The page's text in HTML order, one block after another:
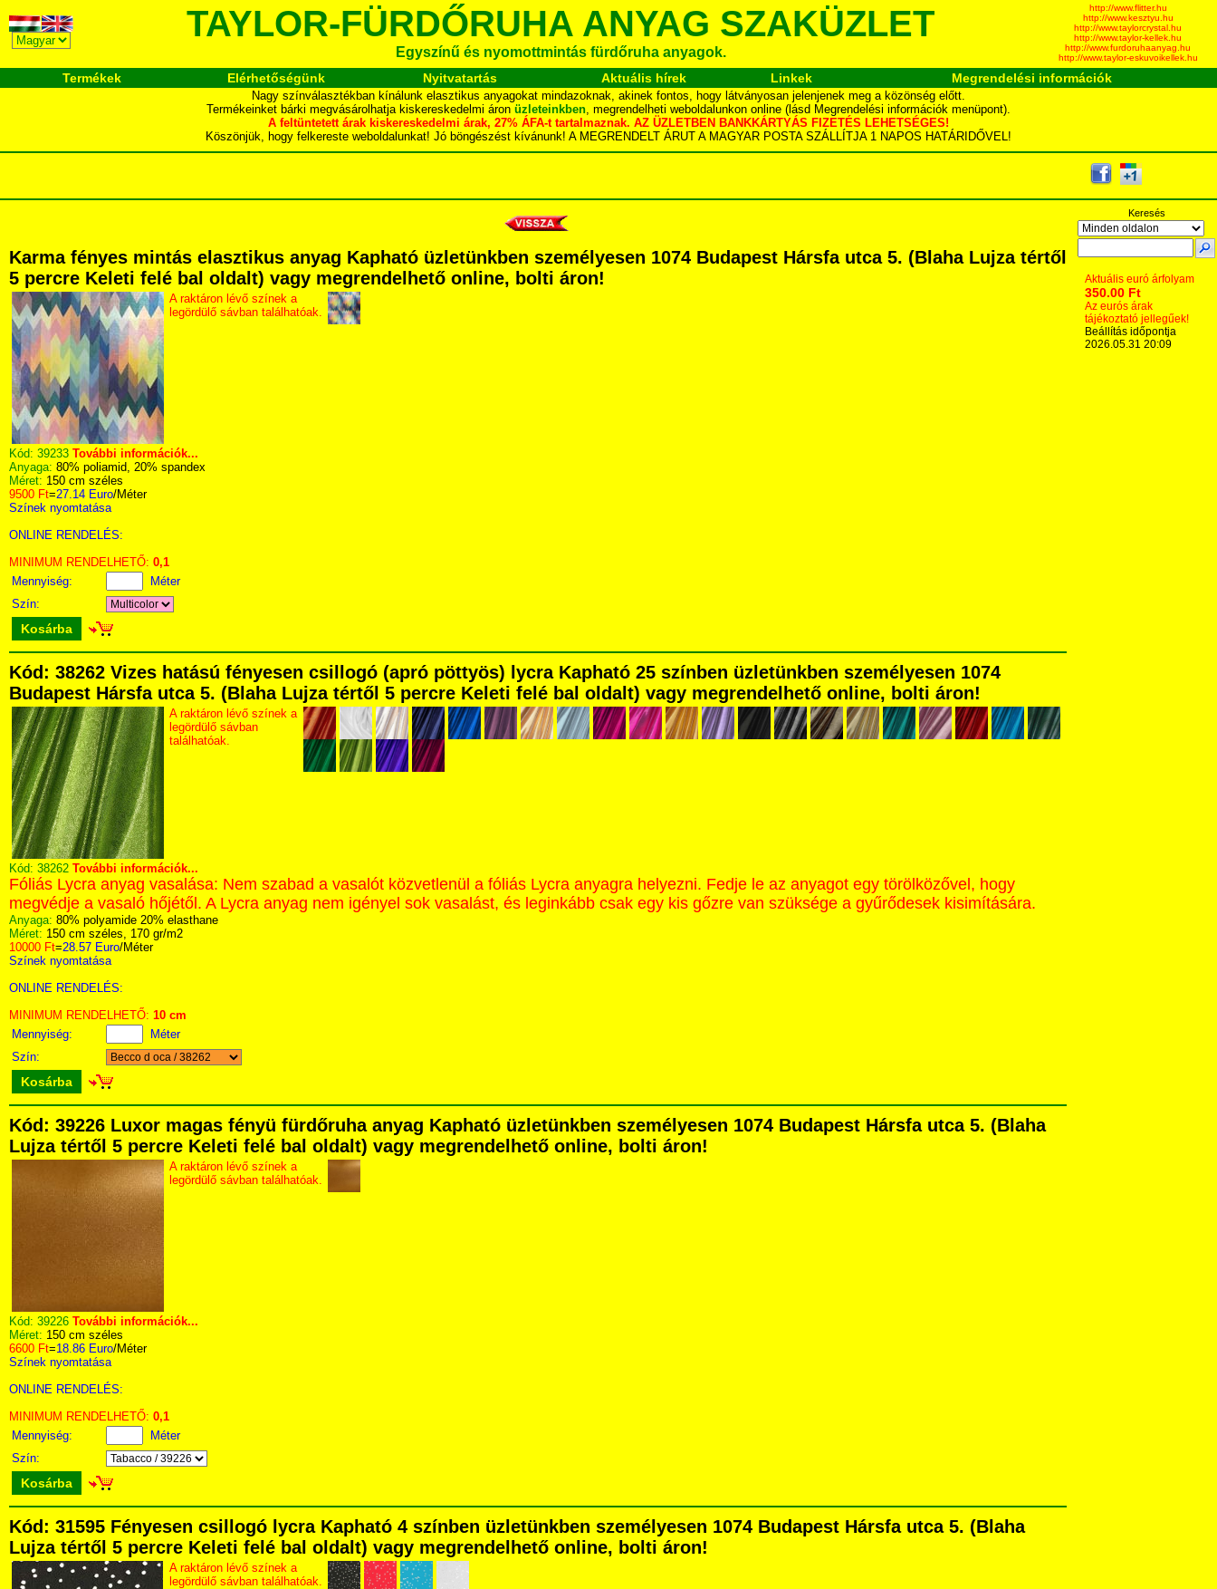
TAYLOR-FÜRDŐRUHA ANYAG SZAKÜZLET
Egyszínű és nyomottmintás fürdőruha anyagok.
http://www.flitter.hu
http://www.kesztyu.hu
http://www.taylorcrystal.hu
http://www.taylor-kellek.hu
http://www.furdoruhaanyag.hu
http://www.taylor-eskuvoikellek.hu
Termékek Elérhetőségünk Nyitvatartás Aktuális hírek Linkek Megrendelési információk
Nagy színválasztékban kínálunk elasztikus anyagokat mindazoknak, akinek fontos, hogy látványosan jelenjenek meg a közönség előtt.
Termékeinket bárki megvásárolhatja kiskereskedelmi áron üzleteinkben, megrendelheti weboldalunkon online (lásd Megrendelési információk menüpont).
A feltüntetett árak kiskereskedelmi árak, 27% ÁFA-t tartalmaznak. AZ ÜZLETBEN BANKKÁRTYÁS FIZETÉS LEHETSÉGES!
Köszönjük, hogy felkereste weboldalunkat! Jó böngészést kívánunk! A MEGRENDELT ÁRUT A MAGYAR POSTA SZÁLLÍTJA 1 NAPOS HATÁRIDŐVEL!
Karma fényes mintás elasztikus anyag Kapható üzletünkben személyesen 1074 Budapest Hársfa utca 5. (Blaha Lujza tértől
5 percre Keleti felé bal oldalt) vagy megrendelhető online, bolti áron!
A raktáron lévő színek a
legördülő sávban találhatóak.
Kód: 39233 További információk...
Anyaga: 80% poliamid, 20% spandex
Méret: 150 cm széles
9500 Ft=27.14 Euro/Méter
Színek nyomtatása
ONLINE RENDELÉS:
MINIMUM RENDELHETŐ: 0,1
Mennyiség:
Méter
Szín:
Kosárba
Kód: 38262 Vizes hatású fényesen csillogó (apró pöttyös) lycra Kapható 25 színben üzletünkben személyesen 1074
Budapest Hársfa utca 5. (Blaha Lujza tértől 5 percre Keleti felé bal oldalt) vagy megrendelhető online, bolti áron!
A raktáron lévő színek a
legördülő sávban
találhatóak.
Kód: 38262 További információk...
Fóliás Lycra anyag vasalása: Nem szabad a vasalót közvetlenül a fóliás Lycra anyagra helyezni. Fedje le az anyagot egy törölközővel, hogy
megvédje a vasaló hőjétől. A Lycra anyag nem igényel sok vasalást, és leginkább csak egy kis gőzre van szüksége a gyűrődesek kisimítására.
Anyaga: 80% polyamide 20% elasthane
Méret: 150 cm széles, 170 gr/m2
10000 Ft=28.57 Euro/Méter
Színek nyomtatása
ONLINE RENDELÉS:
MINIMUM RENDELHETŐ: 10 cm
Mennyiség:
Méter
Szín:
Kosárba
Kód: 39226 Luxor magas fényü fürdőruha anyag Kapható üzletünkben személyesen 1074 Budapest Hársfa utca 5. (Blaha
Lujza tértől 5 percre Keleti felé bal oldalt) vagy megrendelhető online, bolti áron!
A raktáron lévő színek a
legördülő sávban találhatóak.
Kód: 39226 További információk...
Méret: 150 cm széles
6600 Ft=18.86 Euro/Méter
Színek nyomtatása
ONLINE RENDELÉS:
MINIMUM RENDELHETŐ: 0,1
Mennyiség:
Méter
Szín:
Kosárba
Kód: 31595 Fényesen csillogó lycra Kapható 4 színben üzletünkben személyesen 1074 Budapest Hársfa utca 5. (Blaha
Lujza tértől 5 percre Keleti felé bal oldalt) vagy megrendelhető online, bolti áron!
A raktáron lévő színek a
legördülő sávban találhatóak.
Keresés
Aktuális euró árfolyam
350.00 Ft
Az eurós árak
tájékoztató jellegűek!
Beállítás időpontja
2026.05.31 20:09